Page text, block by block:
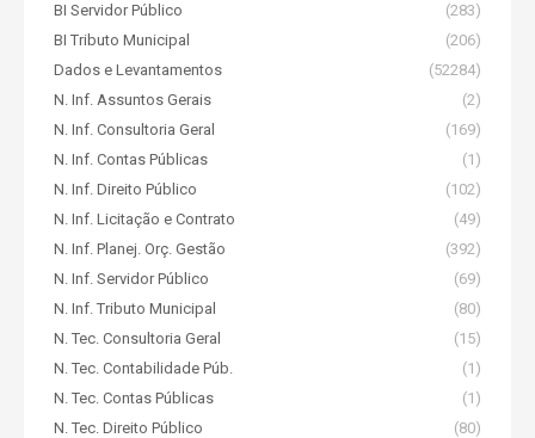
BI Servidor Público
(283)
BI Tributo Municipal
(206)
Dados e Levantamentos
(52284)
N. Inf. Assuntos Gerais
(2)
N. Inf. Consultoria Geral
(169)
N. Inf. Contas Públicas
(1)
N. Inf. Direito Público
(102)
N. Inf. Licitação e Contrato
(49)
N. Inf. Planej. Orç. Gestão
(392)
N. Inf. Servidor Público
(69)
N. Inf. Tributo Municipal
(80)
N. Tec. Consultoria Geral
(15)
N. Tec. Contabilidade Púb.
(1)
N. Tec. Contas Públicas
(1)
N. Tec. Direito Público
(80)